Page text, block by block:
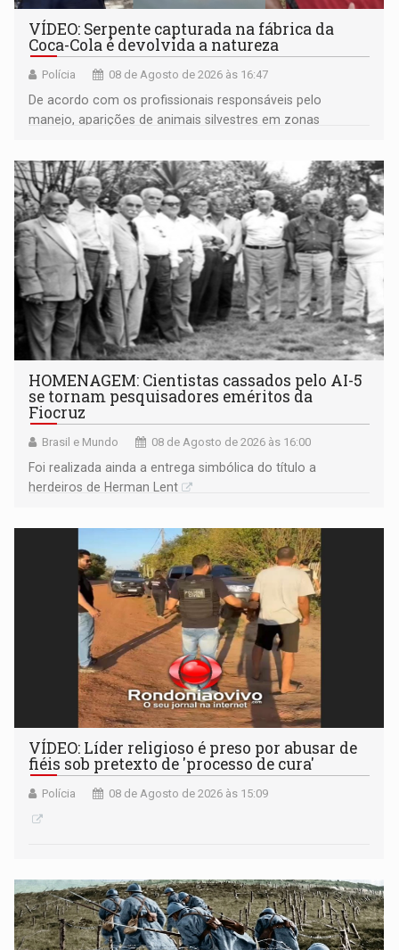
VÍDEO: Serpente capturada na fábrica da
Coca-Cola é devolvida a natureza
Polícia 08 de Agosto de 2026 às 16:47
De acordo com os profissionais responsáveis pelo
manejo, aparições de animais silvestres em zonas
HOMENAGEM: Cientistas cassados pelo AI-5
se tornam pesquisadores eméritos da
Fiocruz
Brasil e Mundo 08 de Agosto de 2026 às 16:00
Foi realizada ainda a entrega simbólica do título a
herdeiros de Herman Lent
VÍDEO: Líder religioso é preso por abusar de
fiéis sob pretexto de 'processo de cura'
Polícia 08 de Agosto de 2026 às 15:09